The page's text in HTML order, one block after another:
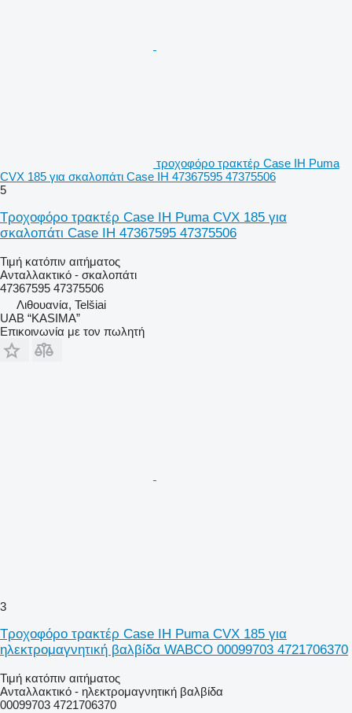
τροχοφόρο τρακτέρ Case IH Puma
CVX 185 για σκαλοπάτι Case IH 47367595 47375506
5
Τροχοφόρο τρακτέρ Case IH Puma CVX 185 για
σκαλοπάτι Case IH 47367595 47375506
Τιμή κατόπιν αιτήματος
Ανταλλακτικό - σκαλοπάτι
47367595 47375506
Λιθουανία, Telšiai
UAB “KASIMA”
Επικοινωνία με τον πωλητή
3
Τροχοφόρο τρακτέρ Case IH Puma CVX 185 για
ηλεκτρομαγνητική βαλβίδα WABCO 00099703 4721706370
Τιμή κατόπιν αιτήματος
Ανταλλακτικό - ηλεκτρομαγνητική βαλβίδα
00099703 4721706370